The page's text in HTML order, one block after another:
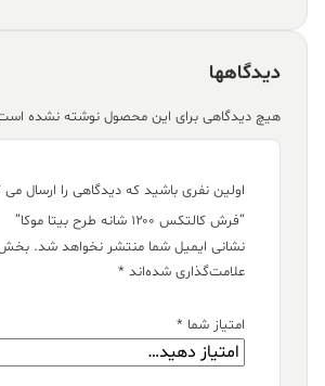
دیدگاهها
هیچ دیدگاهی برای این محصول نوشته نشده
اولین نفری باشید که دیدگاهی را ارسال می
“فرش کالتکس ۱۲۰۰ شانه طرح بیتا موکا”
نشانی ایمیل شما منتشر نخواهد شد.
علامت‌گذاری شده‌اند *
امتیاز شما *